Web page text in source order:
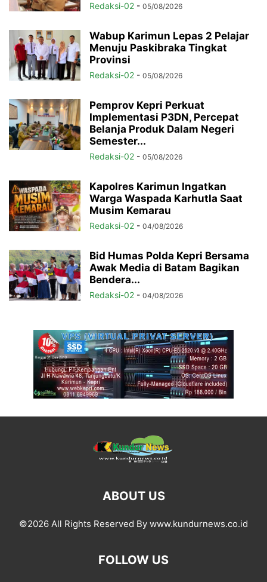
Redaksi-02 - 05/08/2026
Wabup Karimun Lepas 2 Pelajar
Menuju Paskibraka Tingkat
Provinsi
Redaksi-02 - 05/08/2026
Pemprov Kepri Perkuat
Implementasi P3DN, Percepat
Belanja Produk Dalam Negeri
Semester...
Redaksi-02 - 05/08/2026
Kapolres Karimun Ingatkan
Warga Waspada Karhutla Saat
Musim Kemarau
Redaksi-02 - 04/08/2026
Bid Humas Polda Kepri Bersama
Awak Media di Batam Bagikan
Bendera...
Redaksi-02 - 04/08/2026
ABOUT US
©2026 All Rights Reserved By www.kundurnews.co.id
FOLLOW US